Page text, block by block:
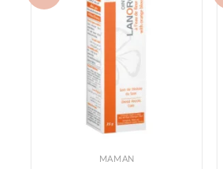
MAMAN